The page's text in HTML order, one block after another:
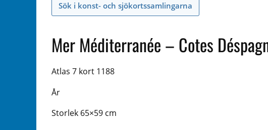
Sök i konst- och sjökortssamlingarna
Mer Méditerranée – Cotes
Atlas 7 kort 1188
År
Storlek 65×59 cm